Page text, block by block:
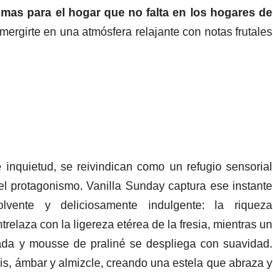
para el hogar que no falta en los hogares de
en una atmósfera relajante con notas frutales
se reivindican como un refugio sensorial
protagonismo. Vanilla Sunday captura ese instante
y deliciosamente indulgente: la riqueza
con la ligereza etérea de la fresia, mientras un
y mousse de praliné se despliega con suavidad.
ámbar y almizcle, creando una estela que abraza y